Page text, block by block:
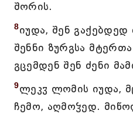
შორის.
8იუდა, შენ გაქებდედ
შენნი ზურგსა
გცემდენ შენ ძენი
9ლეკჳ ლომის იუდა,
ჩემო, აღმოჴედ.